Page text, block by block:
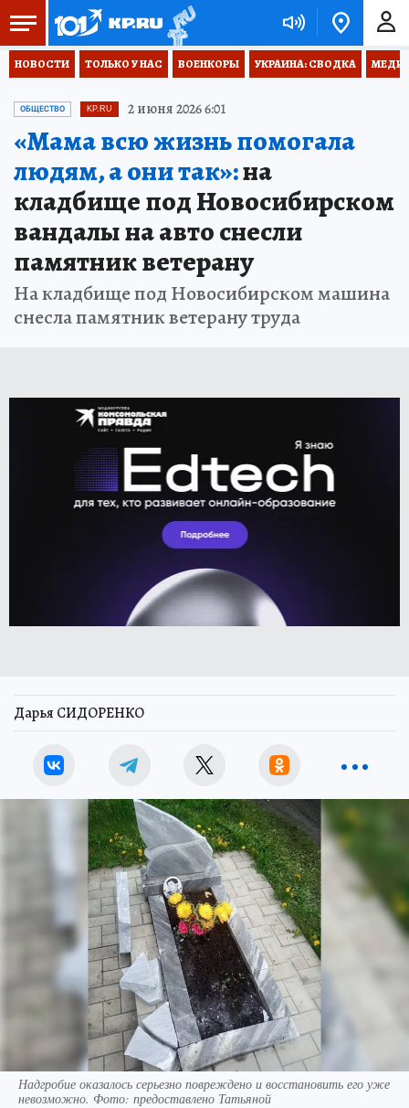
НОВОСТИ ТОЛЬКО У НАС ВОЕНКОРЫ УКРАИНА: СВОДКА
ОБЩЕСТВО KP.RU 2 июня 2026 6:01
«Мама всю жизнь помогала
людям, а они так»:на
кладбище под Новосибирском
вандалы на авто снесли
памятник ветерану
На кладбище под Новосибирском машина
снесла памятник ветерану труда
Дарья СИДОРЕНКО
Надгробие оказалось серьезно повреждено и восстановить его уже
невозможно. Фото: предоставлено Татьяной